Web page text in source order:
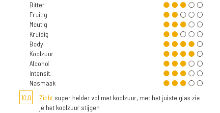
Bitter
Fruitig
Moutig
Kruidig
Body
Koolzuur
Alcohol
Intensit.
Nasmaak
10,0
Zicht super helder vol met koolzuur, met het juiste glas zie
je het koolzuur stijgen